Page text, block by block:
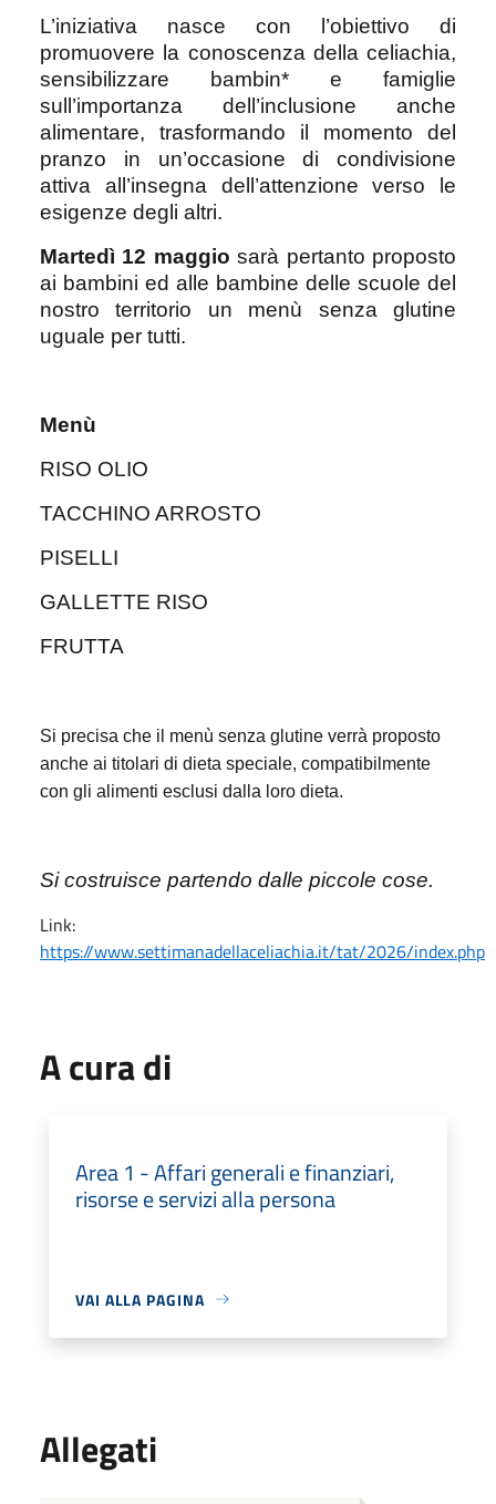
L’iniziativa nasce con l’obiettivo di
promuovere la conoscenza della celiachia,
sensibilizzare bambin* e famiglie
sull’importanza dell’inclusione anche
alimentare, trasformando il momento del
pranzo in un’occasione di condivisione
attiva all’insegna dell’attenzione verso le
esigenze degli altri.
Martedì 12 maggio sarà pertanto proposto
ai bambini ed alle bambine delle scuole del
nostro territorio un menù senza glutine
uguale per tutti.
Menù
RISO OLIO
TACCHINO ARROSTO
PISELLI
GALLETTE RISO
FRUTTA
Si precisa che il menù senza glutine verrà proposto
anche ai titolari di dieta speciale, compatibilmente
con gli alimenti esclusi dalla loro dieta.
Si costruisce partendo dalle piccole cose.
Link:
https://www.settimanadellaceliachia.it/tat/2026/index.php
A cura di
Area 1 - Affari generali e finanziari,
risorse e servizi alla persona
VAI ALLA PAGINA
Allegati